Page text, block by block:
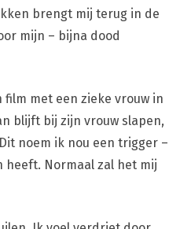
brengt mij terug in de
mijn – bijna dood
met een zieke vrouw in
blijft bij zijn vrouw slapen,
noem ik nou een trigger –
heeft. Normaal zal het mij